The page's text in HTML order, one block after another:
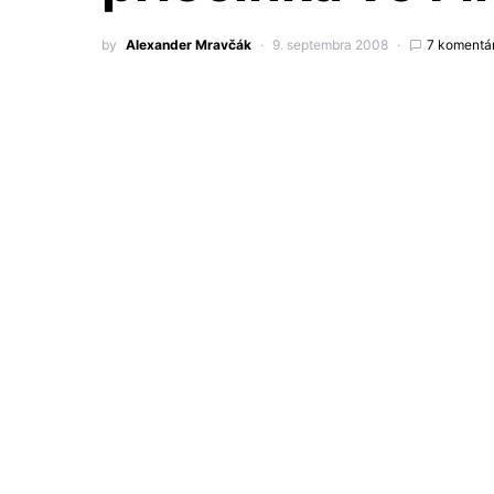
by Alexander Mravčák 9. septembra 2008 7